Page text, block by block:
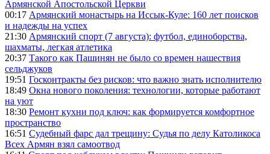
Армянской Апостольской Церкви
00:17 Армянский монастырь на Иссык-Куле: 160 лет поисков
и надежды на успех
21:30 Армянский спорт (7 августа): футбол, единоборства,
шахматы, легкая атлетика
20:37 Такого как Пашинян не было со времен нашествия
сельджуков
19:51 Госконтракты без рисков: что важно знать исполнителю
18:49 Окна нового поколения: технологии, которые работают
на уют
18:30 Ремонт кухни под ключ: как формируется комфортное
пространство
16:51 Судебный фарс дал трещину: Судья по делу Католикоса
Всех Армян взял самоотвод